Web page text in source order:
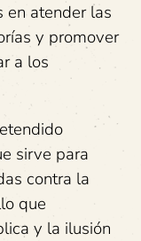
en atender las
y promover
a los
sirve para
contra la
que
y la ilusión